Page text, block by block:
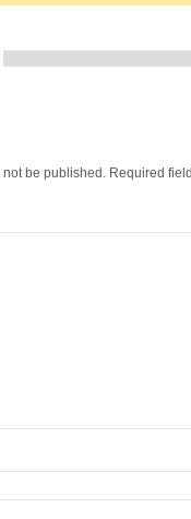
be published. Required